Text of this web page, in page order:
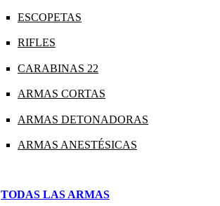
ESCOPETAS
RIFLES
CARABINAS 22
ARMAS CORTAS
ARMAS DETONADORAS
ARMAS ANESTÉSICAS
TODAS LAS ARMAS